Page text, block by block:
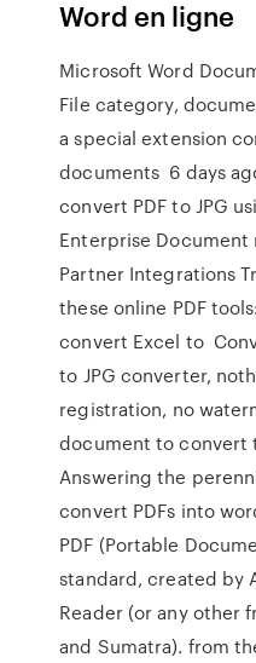
Word en ligne
Microsoft Word
File category,
a special extension
documents 6 days
convert PDF to JPG
Enterprise Document
Partner Integrations
these online PDF
convert Excel to
to JPG converter,
registration, no
document to convert
Answering the
convert PDFs into
PDF (Portable
standard, created by
Reader (or any other
and Sumatra). from